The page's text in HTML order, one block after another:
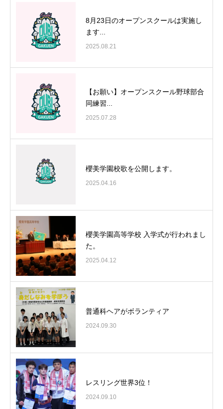
8月23日のオープンスクールは実施し
ます...
2025.08.21
【お願い】オープンスクール野球部合
同練習...
2025.07.28
櫻美学園校歌を公開します。
2025.04.16
櫻美学園高等学校 入学式が行われまし
た。
2025.04.12
普通科ヘアがボランティア
2024.09.30
レスリング世界3位！
2024.09.10